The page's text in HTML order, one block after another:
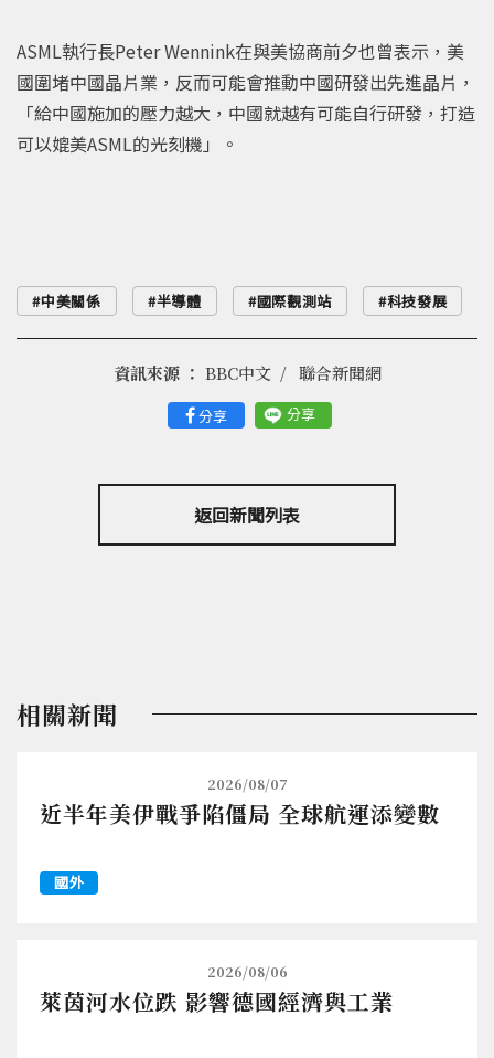
ASML執行長Peter Wennink在與美協商前夕也曾表示，美
國圍堵中國晶片業，反而可能會推動中國研發出先進晶片，
「給中國施加的壓力越大，中國就越有可能自行研發，打造
可以媲美ASML的光刻機」。
中美關係 半導體 國際觀測站 科技發展
分享 分享
資訊來源 ： BBC中文 聯合新聞網
返回新聞列表
相關新聞
2026/08/07
近半年美伊戰爭陷僵局 全球航運添變數
國外
2026/08/06
萊茵河水位跌 影響德國經濟與工業